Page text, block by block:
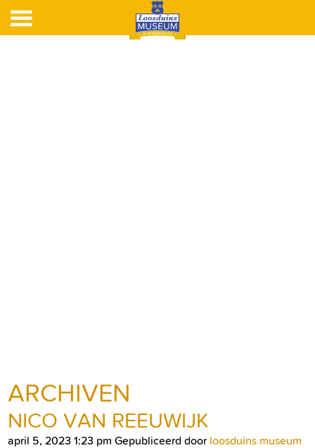
ARCHIVEN
NICO VAN REEUWIJK
april 5, 2023 1:23 pm Gepubliceerd door loosduins museum